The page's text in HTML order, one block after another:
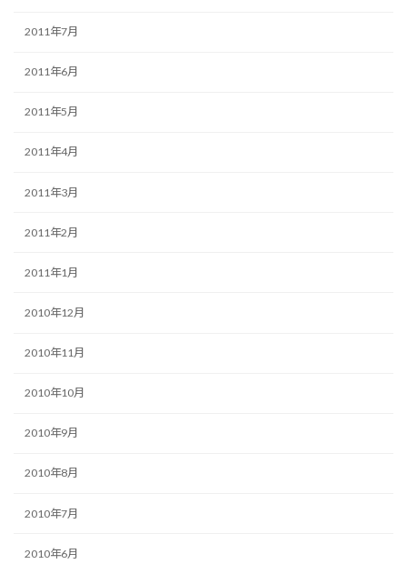
2011年7月
2011年6月
2011年5月
2011年4月
2011年3月
2011年2月
2011年1月
2010年12月
2010年11月
2010年10月
2010年9月
2010年8月
2010年7月
2010年6月